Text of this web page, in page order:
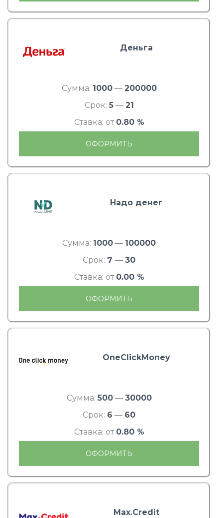
Деньга
Сумма: 1000— 200000
Срок: 5— 21
Ставка: от 0.80 %
ОФОРМИТЬ
Надо денег
Сумма: 1000 — 100000
Срок: 7 — 30
Ставка: от 0.00 %
ОФОРМИТЬ
OneClickMoney
Сумма: 500— 30000
Срок: 6 — 60
Ставка: от 0.80 %
ОФОРМИТЬ
Max.Credit